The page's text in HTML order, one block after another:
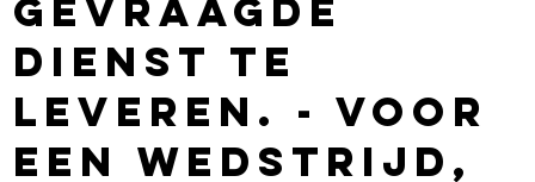
gevraagde
dienst te
leveren. - Voor
een wedstrijd,